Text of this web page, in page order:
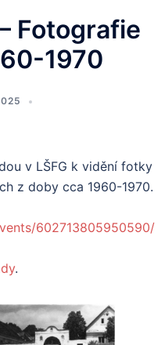
Fotografie
1970
v LŠFG k vidění fotky
z doby cca 1960-1970.
602713805950590/
.